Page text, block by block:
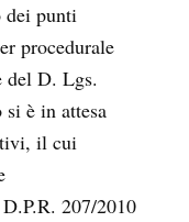
dei punti
procedurale
del D. Lgs.
è in attesa
il cui
207/2010